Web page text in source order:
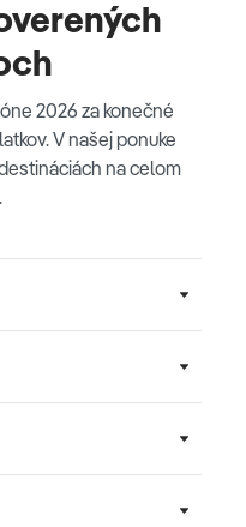
2026 za konečné
V našej ponuke
na celom